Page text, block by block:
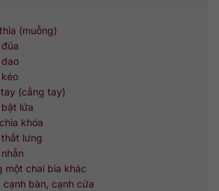
(muỗng)
(cẳng tay)
lửa
khóa
lưng
một chai bia khác
cạnh bàn, cạnh cửa